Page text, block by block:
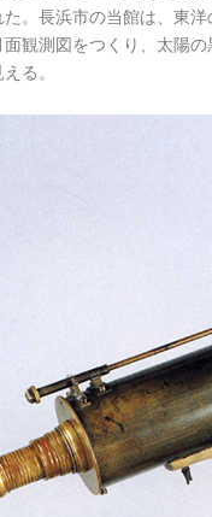
。長浜市の当館は、東
面観測図をつくり、太陽
る。